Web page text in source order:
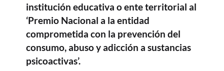
institución educativa o ente territorial al
‘Premio Nacional a la entidad
comprometida con la prevención del
consumo, abuso y adicción a sustancias
psicoactivas’.